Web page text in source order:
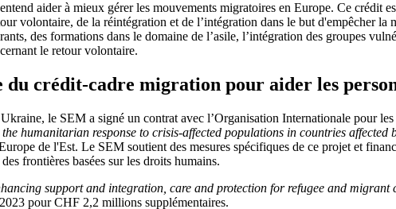
aider à mieux gérer les mouvements migratoires en Europe. Ce crédit
volontaire, de la réintégration et de l’intégration dans le but d'empêcher
des formations dans le domaine de l’asile, l’intégration des groupes
le retour volontaire.
du crédit-cadre migration pour aider les
le SEM a signé un contrat avec l’Organisation Internationale pour
the humanitarian response to crisis-affected populations in countries affected
de l'Est. Le SEM soutient des mesures spécifiques de ce projet et
frontières basées sur les droits humains.
support and integration, care and protection for refugee and
pour CHF 2,2 millions supplémentaires.